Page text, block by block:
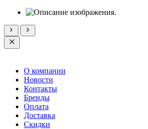
О компании
Новости
Контакты
Бренды
Оплата
Доставка
Скидки